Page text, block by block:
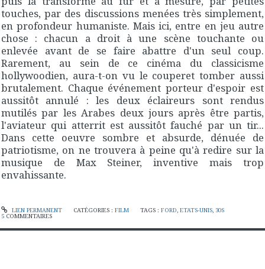
touches, par des discussions menées très simplement,
en profondeur humaniste. Mais ici, entre en jeu autre
chose : chacun a droit à une scène touchante ou
enlevée avant de se faire abattre d'un seul coup.
Rarement, au sein de ce cinéma du classicisme
hollywoodien, aura-t-on vu le couperet tomber aussi
brutalement. Chaque événement porteur d'espoir est
aussitôt annulé : les deux éclaireurs sont rendus
mutilés par les Arabes deux jours après être partis,
l'aviateur qui atterrit est aussitôt fauché par un tir...
Dans cette oeuvre sombre et absurde, dénuée de
patriotisme, on ne trouvera à peine qu'à redire sur la
musique de Max Steiner, inventive mais trop
envahissante.
LIEN PERMANENT CATÉGORIES : FILM TAGS :FORD,ETATS-UNIS, 30S
5 COMMENTAIRES